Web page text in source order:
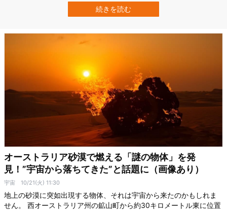
メラトラップで撮影されたことを発表したのです。 これは同州で初
となる、公式な写真記録です。 モフモ…
続きを読む
オーストラリア砂漠で燃える「謎の物体」を発
見！”宇宙から落ちてきた”と話題に（画像あり）
宇宙 10/21(火) 11:30
地上の砂漠に突如出現する物体、それは宇宙から来たのかもしれま
せん。 西オーストラリア州の鉱山町から約30キロメートル東に位置